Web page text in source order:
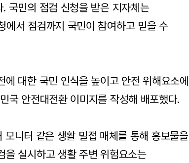
국민의 점검 신청을 받은 지자체는
에서 점검까지 국민이 참여하고 믿을 수
대한 국민 인식을 높이고 안전 위해요소에
국 안전대전환 이미지를 작성해 배포했다.
니터 같은 생활 밀접 매체를 통해 홍보물을
을 실시하고 생활 주변 위험요소는